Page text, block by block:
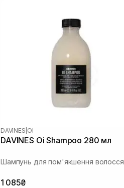
DAVINES OI
DAVINES Oi Shampoo 280 мл
Шампунь для пом'якшення волосся
1 085₴